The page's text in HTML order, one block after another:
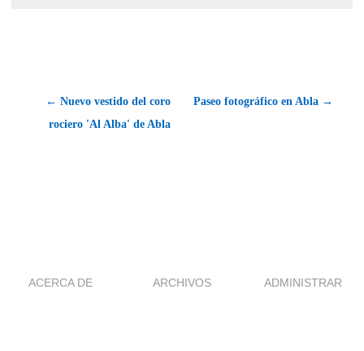
← Nuevo vestido del coro
rociero 'Al Alba' de Abla
Paseo fotográfico en Abla →
ACERCA DE ARCHIVOS ADMINISTRAR